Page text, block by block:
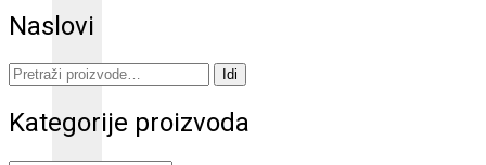
Naslovi
Pretraži: Idi
Kategorije proizvoda